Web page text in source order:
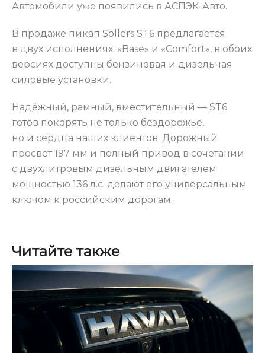
Автомобили уже появились в АСПЭК-Авто.
В продаже пикап Sollers ST6 предлагается
в двух исполнениях: «Base» и «Comfort», в обоих
версиях доступны бензиновая и дизельная
силовые установки.
Надёжный, рамный, вместительный — ST6
готов покорять не только бездорожье,
но и сердца наших клиентов. Дорожный
просвет 197 мм и полный привод в сочетании
с двухлитровым дизельным двигателем
мощностью 136 л.с. делают его универсальным
ключом к российским дорогам.
Читайте также